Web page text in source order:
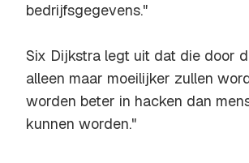
bedrijfsgegevens."
Six Dijkstra legt uit dat die door
alleen maar moeilijker zullen
worden beter in hacken dan
kunnen worden."